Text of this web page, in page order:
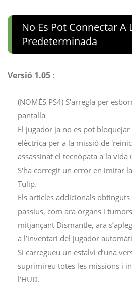
No Es Pot Connectar A
Predeterminada
Versió 1.05 :
(NOMÉS PS4) S'arregla per
pantalla
El jugador ja no es pot
elèctrica per a la missió de
assassinat el tecnòpata a la vida
S'ha corregit un error en imitar
Tulip.
Els articles addicionals
passius, com ara òrgans i
mitjançant Dismantle, ara
a l’inventari del jugador
Si carregueu un estalvi d’una
suprimireu totes les missions i
l’HUD.